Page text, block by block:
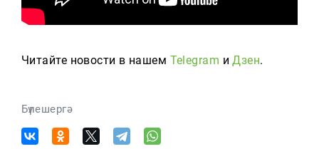
Читайте новости в нашем Telegram иДзен.
Бүлешергә